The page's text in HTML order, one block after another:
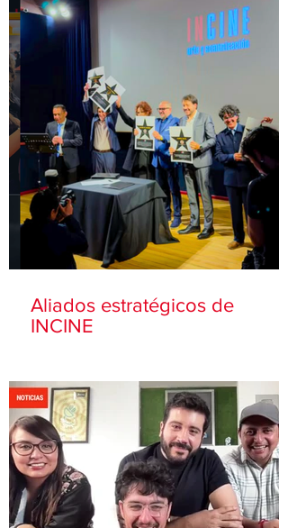
Aliados estratégicos de
INCINE